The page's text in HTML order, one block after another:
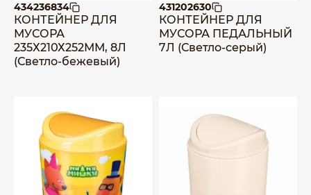
434236834
КОНТЕЙНЕР ДЛЯ
МУСОРА
235Х210Х252ММ, 8Л
(Светло-бежевый)
431202630
КОНТЕЙНЕР ДЛЯ
МУСОРА ПЕДАЛЬНЫЙ
7Л (Светло-серый)